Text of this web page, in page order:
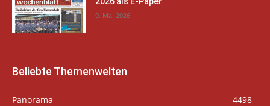
9. Mai 2026
Beliebte Themenwelten
Panorama
4498